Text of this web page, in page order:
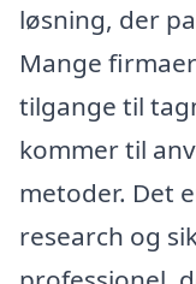
løsning, der
Mange
tilgange til
kommer til
metoder. Det
research og